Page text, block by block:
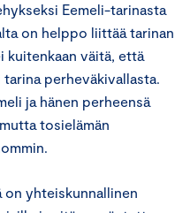
Eemeli-tarinasta
on helppo liittää tarinan
kuitenkaan väitä, että
perheväkivallasta.
ja hänen perheensä
tosielämän
on yhteiskunnallinen